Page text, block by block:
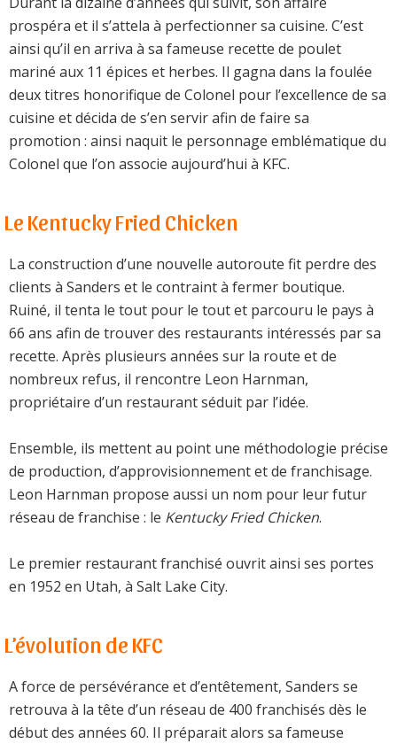
prospéra et il s’attela à perfectionner sa cuisine. C’est
ainsi qu’il en arriva à sa fameuse recette de poulet
mariné aux 11 épices et herbes. Il gagna dans la foulée
deux titres honorifique de Colonel pour l’excellence de sa
cuisine et décida de s’en servir afin de faire sa
promotion : ainsi naquit le personnage emblématique du
Colonel que l’on associe aujourd’hui à KFC.
Le Kentucky Fried Chicken
La construction d’une nouvelle autoroute fit perdre des
clients à Sanders et le contraint à fermer boutique.
Ruiné, il tenta le tout pour le tout et parcouru le pays à
66 ans afin de trouver des restaurants intéressés par sa
recette. Après plusieurs années sur la route et de
nombreux refus, il rencontre Leon Harnman,
propriétaire d’un restaurant séduit par l’idée.
Ensemble, ils mettent au point une méthodologie précise
de production, d’approvisionnement et de franchisage.
Leon Harnman propose aussi un nom pour leur futur
réseau de franchise : le Kentucky Fried Chicken.
Le premier restaurant franchisé ouvrit ainsi ses portes
en 1952 en Utah, à Salt Lake City.
L’évolution de KFC
A force de persévérance et d’entêtement, Sanders se
retrouva à la tête d’un réseau de 400 franchisés dès le
début des années 60. Il préparait alors sa fameuse